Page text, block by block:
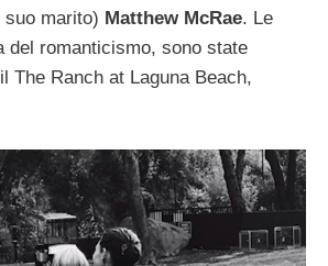
suo marito) Matthew McRae. Le
del romanticismo, sono state
The Ranch at Laguna Beach,